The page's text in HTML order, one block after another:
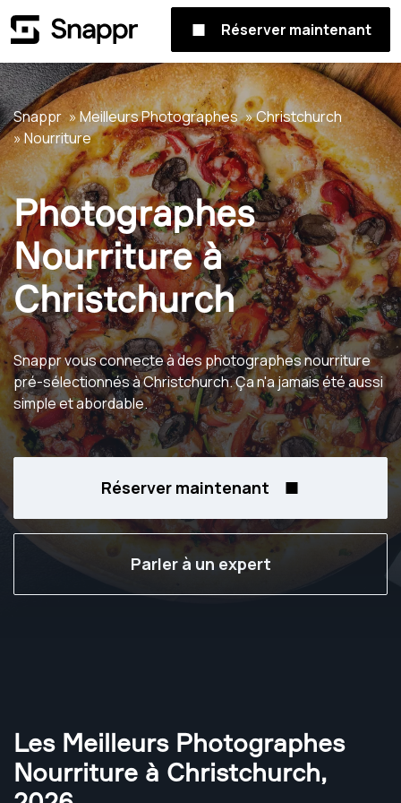
Réserver maintenant
Snappr Meilleurs Photographes
Christchurch
Nourriture
Photographes
Nourriture à
Christchurch
Snappr vous connecte à des photographes nourriture
pré-sélectionnés à Christchurch. Ça n'a jamais été aussi
simple et abordable.
Réserver maintenant
Parler à un expert
Les Meilleurs Photographes
Nourriture à Christchurch,